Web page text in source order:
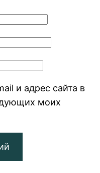
и адрес сайта в
моих